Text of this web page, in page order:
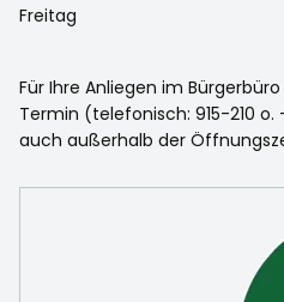
Freitag
Für Ihre Anliegen im
Termin (telefonisch: 915-210
auch außerhalb der